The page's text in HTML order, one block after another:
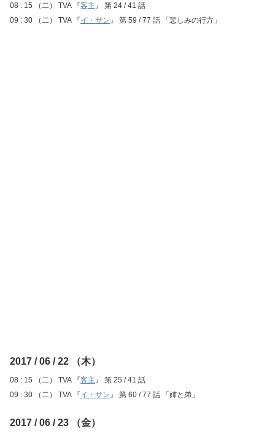
08 : 15 （二） TVA 『客主 』 第 24 / 41 話
09 : 30 （二） TVA 『イ・サン 』 第 59 / 77 話 「悲しみの行方」
2017 / 06 / 22 （木）
08 : 15 （二） TVA 『客主』 第 25 / 41 話
09 : 30 （二） TVA 『イ・サン』 第 60 / 77 話 「姉と弟」
2017 / 06 / 23 （金）